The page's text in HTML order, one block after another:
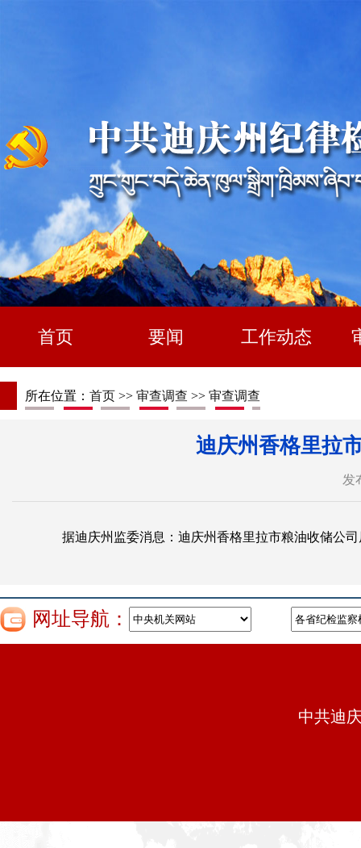
首页 要闻 工作动态
所在位置： 首页 >> 审查调查 >> 审查调查
迪庆州香格里拉
发
据迪庆州监委消息：迪庆州香格里拉市粮油收储公
网址导航：
中共迪